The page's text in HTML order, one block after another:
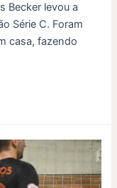
Becker levou a
Série C. Foram
casa, fazendo